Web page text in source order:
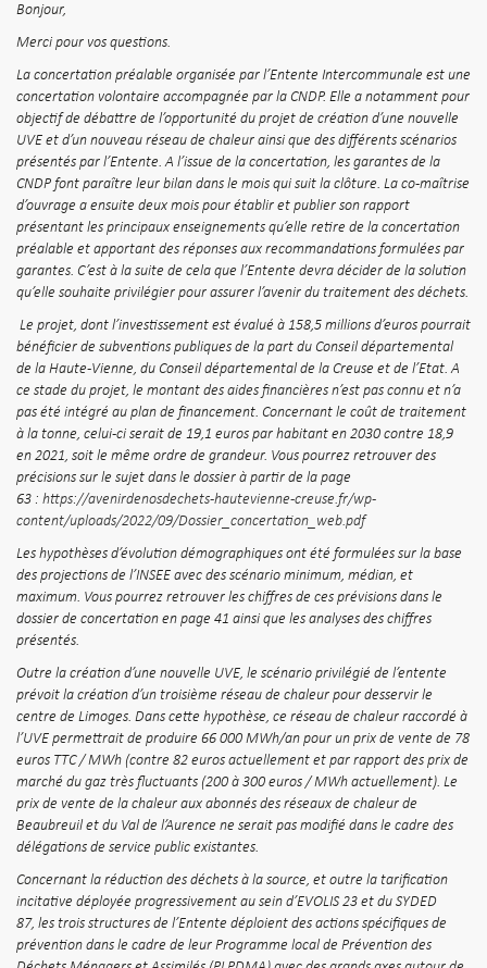
Bonjour,
Merci pour vos questions.
La concertation préalable organisée par l’Entente Intercommunale est une
concertation volontaire accompagnée par la CNDP. Elle a notamment pour
objectif de débattre de l’opportunité du projet de création d’une nouvelle
UVE et d’un nouveau réseau de chaleur ainsi que des différents scénarios
présentés par l’Entente. A l’issue de la concertation, les garantes de la
CNDP font paraître leur bilan dans le mois qui suit la clôture. La co-maîtrise
d’ouvrage a ensuite deux mois pour établir et publier son rapport
présentant les principaux enseignements qu’elle retire de la concertation
préalable et apportant des réponses aux recommandations formulées par
garantes. C’est à la suite de cela que l’Entente devra décider de la solution
qu’elle souhaite privilégier pour assurer l’avenir du traitement des déchets.
Le projet, dont l’investissement est évalué à 158,5 millions d’euros pourrait
bénéficier de subventions publiques de la part du Conseil départemental
de la Haute-Vienne, du Conseil départemental de la Creuse et de l’Etat. A
ce stade du projet, le montant des aides financières n’est pas connu et n’a
pas été intégré au plan de financement. Concernant le coût de traitement
à la tonne, celui-ci serait de 19,1 euros par habitant en 2030 contre 18,9
en 2021, soit le même ordre de grandeur. Vous pourrez retrouver des
précisions sur le sujet dans le dossier à partir de la page
63 : https://avenirdenosdechets-hautevienne-creuse.fr/wp-
content/uploads/2022/09/Dossier_concertation_web.pdf
Les hypothèses d’évolution démographiques ont été formulées sur la base
des projections de l’INSEE avec des scénario minimum, médian, et
maximum. Vous pourrez retrouver les chiffres de ces prévisions dans le
dossier de concertation en page 41 ainsi que les analyses des chiffres
présentés.
Outre la création d’une nouvelle UVE, le scénario privilégié de l’entente
prévoit la création d’un troisième réseau de chaleur pour desservir le
centre de Limoges. Dans cette hypothèse, ce réseau de chaleur raccordé à
l’UVE permettrait de produire 66 000 MWh/an pour un prix de vente de 78
euros TTC / MWh (contre 82 euros actuellement et par rapport des prix de
marché du gaz très fluctuants (200 à 300 euros / MWh actuellement). Le
prix de vente de la chaleur aux abonnés des réseaux de chaleur de
Beaubreuil et du Val de l’Aurence ne serait pas modifié dans le cadre des
délégations de service public existantes.
Concernant la réduction des déchets à la source, et outre la tarification
incitative déployée progressivement au sein d’EVOLIS 23 et du SYDED
87, les trois structures de l’Entente déploient des actions spécifiques de
prévention dans le cadre de leur Programme local de Prévention des